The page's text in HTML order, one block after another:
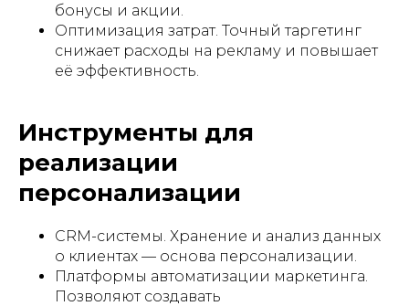
бонусы и акции.
Оптимизация затрат. Точный таргетинг
снижает расходы на рекламу и повышает
её эффективность.
Инструменты для
реализации
персонализации
CRM-системы. Хранение и анализ данных
о клиентах — основа персонализации.
Платформы автоматизации маркетинга.
Позволяют создавать